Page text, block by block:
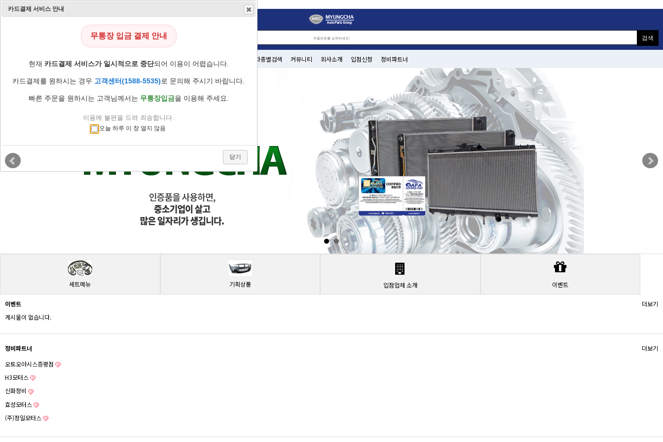
차종별검색 커뮤니티 회사소개 입점신청 정비파트너
세트메뉴 기획상품 입점업체 소개 이벤트
이벤트
게시물이 없습니다.
더보기
정비파트너
오토오아시스증평점
H3모터스
신화정비
효성모터스
(주)정일모터스
더보기
카드결제 서비스 안내
무통장 입금 결제 안내
현재 카드결제 서비스가 일시적으로 중단되어 이용이 어렵습니다.
카드결제를 원하시는 경우 고객센터(1588-5535)로 문의해 주시기 바랍니다.
빠른 주문을 원하시는 고객님께서는 무통장입금을 이용해 주세요.
이용에 불편을 드려 죄송합니다.
오늘 하루 이 창 열지 않음
닫기